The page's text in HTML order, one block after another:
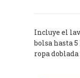
Incluye el
bolsa hasta
ropa